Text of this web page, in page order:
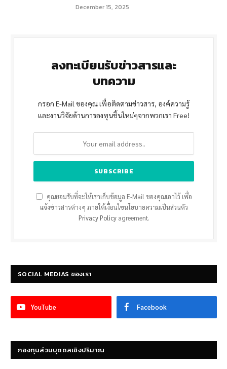
December 15, 2025
ลงทะเบียนรับข่าวสารและ
บทความ
กรอก E-Mail ของคุณ เพื่อติดตามข่าวสาร, องค์ความรู้
และงานวิจัยด้านการลงทุนชิ้นใหม่ๆจากพวกเรา Free!
คุณยอมรับที่จะให้เราเก็บข้อมูล E-Mail ของคุณเอาไว้ เพื่อ
แจ้งข่าวสารต่างๆ ภายใต้เงื่อนไขนโยบายความเป็นส่วนตัว
Privacy Policyagreement.
SOCIAL MEDIAS ของเรา
YouTube Facebook
กองทุนส่วนบุคคลเชิงปริมาณ